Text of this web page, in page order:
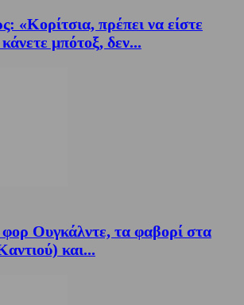
«Κορίτσια, πρέπει να είστε
μπότοξ, δεν...
Ουγκάλντε, τα φαβορί στα
και...